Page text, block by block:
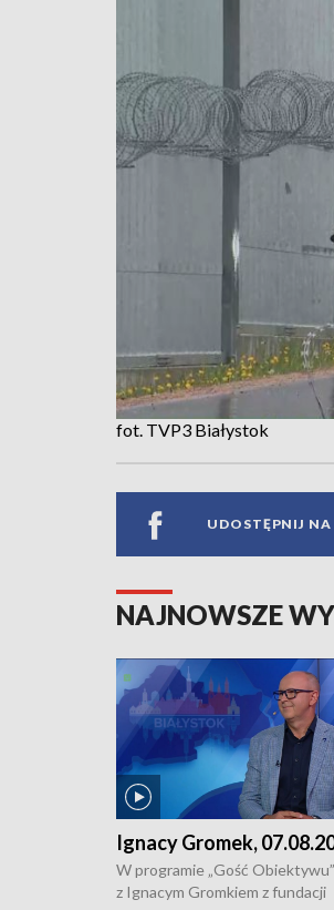
fot. TVP3 Białystok
UDOSTĘPNIJ
NAJNOWSZE
Ignacy Gromek,
W programie „Gość
z Ignacym Gromkiem z fundacji